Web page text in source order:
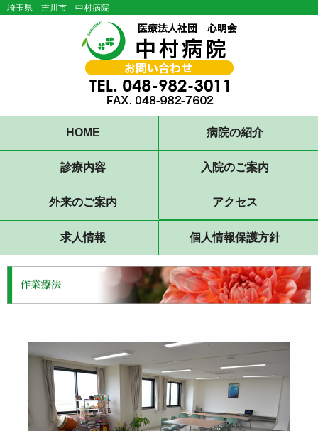
埼玉県 吉川市 中村病院
HOME 病院の紹介
診療内容 入院のご案内
外来のご案内 アクセス
求人情報 個人情報保護方針